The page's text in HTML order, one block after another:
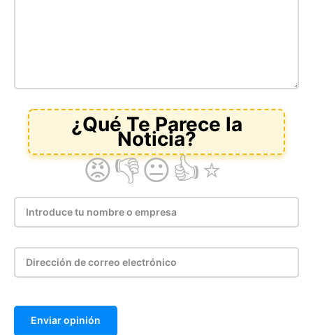
Enviar opinión